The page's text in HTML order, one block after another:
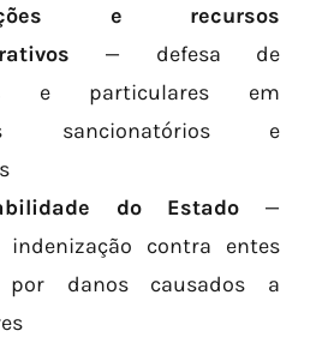
e recursos
— defesa de
e particulares em
sancionatórios e
do Estado —
indenização contra entes
por danos causados a